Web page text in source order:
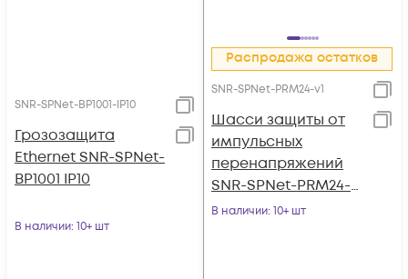
SNR-SPNet-BP1001-IP10
Грозозащита
Ethernet SNR-SPNet-
BP1001 IP10
В наличии: 10+ шт
Распродажа остатков
SNR-SPNet-PRM24-v1
Шасси защиты от
импульсных
перенапряжений
SNR-SPNet-PRM24-
V1
В наличии: 10+ шт